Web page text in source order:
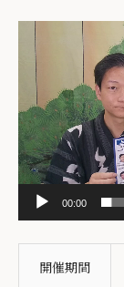
動
00:00
開催期間